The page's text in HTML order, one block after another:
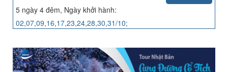
5 ngày 4 đêm, Ngày khởi hành:
02,07,09,16,17,23,24,28,30,31/10;